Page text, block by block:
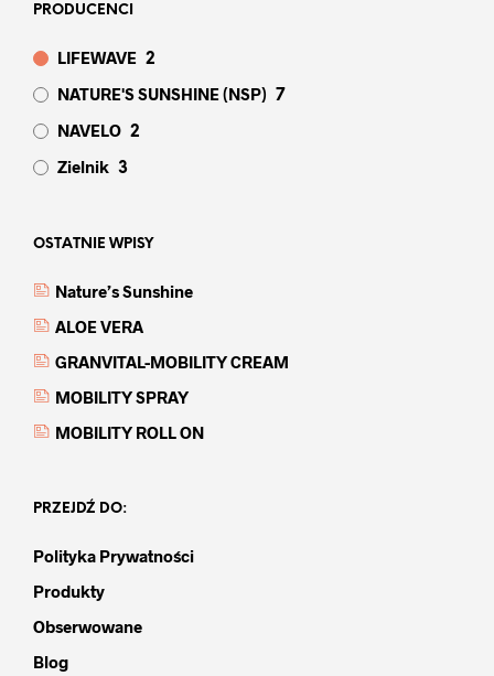
PRODUCENCI
LIFEWAVE 2
NATURE'S SUNSHINE (NSP) 7
NAVELO 2
Zielnik 3
OSTATNIE WPISY
Nature’s Sunshine
ALOE VERA
GRANVITAL-MOBILITY CREAM
MOBILITY SPRAY
MOBILITY ROLL ON
PRZEJDŹ DO:
Polityka Prywatności
Produkty
Obserwowane
Blog